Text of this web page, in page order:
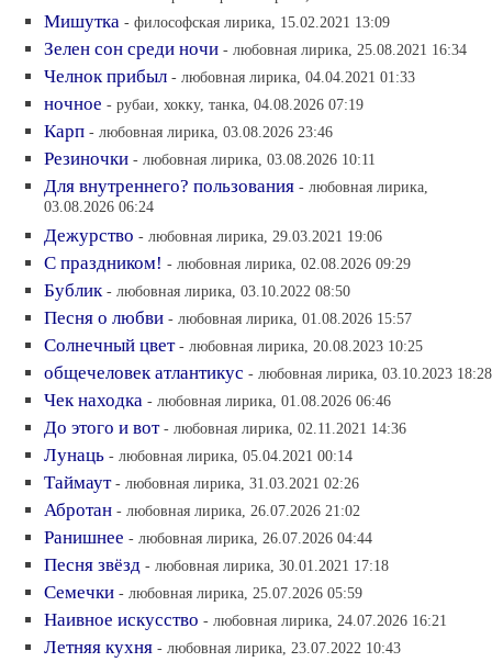
Мишутка - философская лирика, 15.02.2021 13:09
Зелен сон среди ночи - любовная лирика, 25.08.2021 16:34
Челнок прибыл - любовная лирика, 04.04.2021 01:33
ночное - рубаи, хокку, танка, 04.08.2026 07:19
Карп - любовная лирика, 03.08.2026 23:46
Резиночки - любовная лирика, 03.08.2026 10:11
Для внутреннего? пользования - любовная лирика,
03.08.2026 06:24
Дежурство - любовная лирика, 29.03.2021 19:06
С праздником! - любовная лирика, 02.08.2026 09:29
Бублик - любовная лирика, 03.10.2022 08:50
Песня о любви - любовная лирика, 01.08.2026 15:57
Солнечный цвет - любовная лирика, 20.08.2023 10:25
общечеловек атлантикус - любовная лирика, 03.10.2023 18:28
Чек находка - любовная лирика, 01.08.2026 06:46
До этого и вот - любовная лирика, 02.11.2021 14:36
Лунаць - любовная лирика, 05.04.2021 00:14
Таймаут - любовная лирика, 31.03.2021 02:26
Абротан - любовная лирика, 26.07.2026 21:02
Ранишнее - любовная лирика, 26.07.2026 04:44
Песня звёзд - любовная лирика, 30.01.2021 17:18
Семечки - любовная лирика, 25.07.2026 05:59
Наивное искусство - любовная лирика, 24.07.2026 16:21
Летняя кухня - любовная лирика, 23.07.2022 10:43